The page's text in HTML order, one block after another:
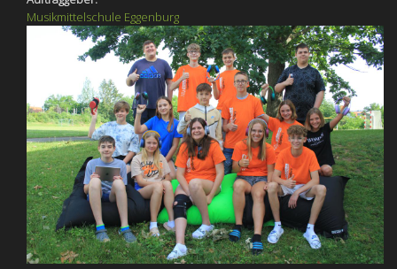
Musikmittelschule Eggenburg